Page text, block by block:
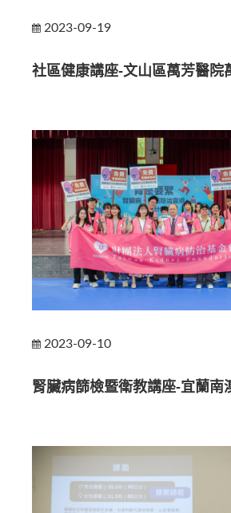
2023-09-19
社區健康講座-文山區萬芳醫院
2023-09-10
腎臟病篩檢暨衛教講座-宜蘭南